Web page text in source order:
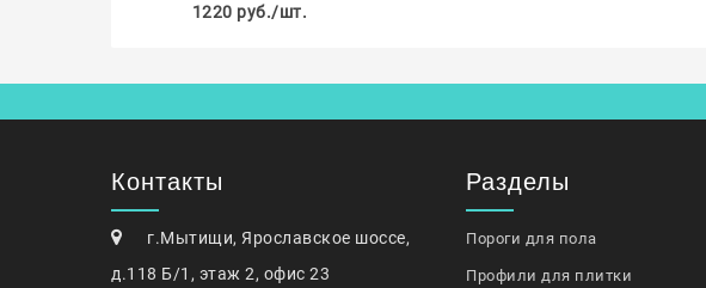
1220 руб./шт.
Контакты
г.Мытищи, Ярославское шоссе,
д.118 Б/1, этаж 2, офис 23
Разделы
Пороги для пола
Профили для плитки